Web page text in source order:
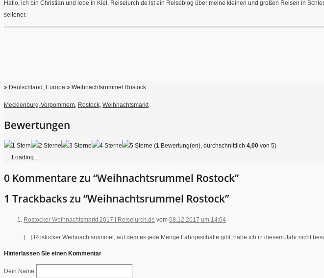
Hallo, ich bin Christian und lebe in Kiel. Reiselurch.de ist ein Reiseblog über meine kleinen und großen Reisen in
seltener.
» Deutschland Europa » Weihnachtsrummel Rostock
Mecklenburg-Vorpommern Rostock Weihnachtsmarkt
Bewertungen
(1 Bewertung(en), durchschnittlich 4,00 von 5)
Loading...
0 Kommentare zu “Weihnachtsrummel Rostock”
1 Trackbacks zu “Weihnachtsrummel Rostock”
Rostocker Weihnachtsmarkt 2017 | Reiselurch.de vom 08.12.2017 um 14:04
[…] Rostocker Weihnachtsrummel, auf dem es jede Menge Fahrgeschäfte gibt, habe ich in diesem Jahr nicht
Hinterlassen Sie einen Kommentar
Dein Name